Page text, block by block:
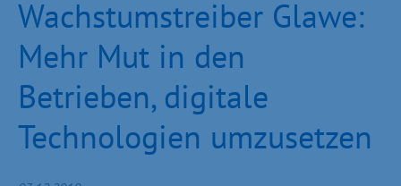
Wachstumstreiber Glawe:
Mehr Mut in den
Betrieben, digitale
Technologien umzusetzen